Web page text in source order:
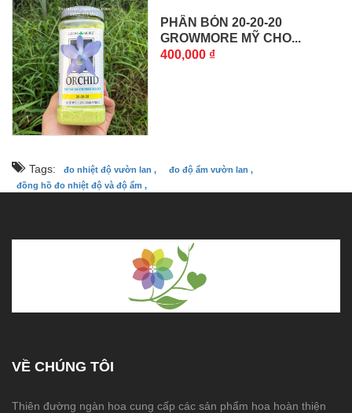
PHÂN BÓN 20-20-20
GROWMORE MỸ CHO...
400,000 ₫
Tags: đo nhiệt độ vườn lan ,
đo độ ẩm vườn lan ,
đồng hồ đo nhiệt độ và độ ẩm ,
VỀ CHÚNG TÔI
Thiên đường ngàn hoa cung cấp các sản phẩm hoa hoàn thiện